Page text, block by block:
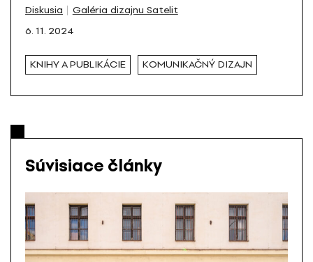
Diskusia
Galéria dizajnu Satelit
6. 11. 2024
KNIHY A PUBLIKÁCIE KOMUNIKAČNÝ DIZAJN
Súvisiace články